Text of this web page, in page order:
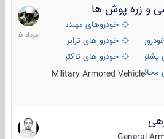
و زره پوش ها
خودروهای مهندسی
های رزمی پیاده نظام
خودرو های ترابری نظامی
آتش ، شناسایی و ضد تانک
خودرو های تاکتیکی نظامی
شده
Military Armored Vehicle
2
مرداد
1405
7
آذر